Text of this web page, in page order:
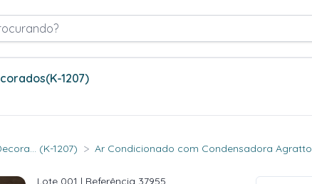
(K-1207)
(K-1207) > Ar Condicionado com Condensadora Agratto
Lote 001 | Referência 37955